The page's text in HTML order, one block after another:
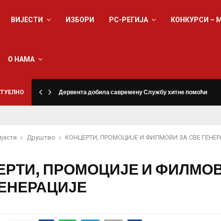
ВИЈЕСТИ ИЗБОРИ РС-РЕГИЈА КОНКУРСИ –
О НАМА
Дервента добила савремену Службу хитне помоћи
Друштво КОНЦЕРТИ, ПРОМОЦИЈЕ И ФИЛМОВИ ЗА СВЕ
ПРОМОЦИЈЕ И